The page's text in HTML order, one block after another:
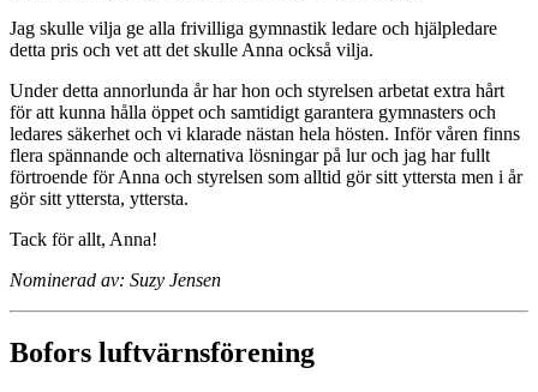
Jag skulle vilja ge alla frivilliga gymnastik ledare och hjälpledare
detta pris och vet att det skulle Anna också vilja.
Under detta annorlunda år har hon och styrelsen arbetat extra hårt
för att kunna hålla öppet och samtidigt garantera gymnasters och
ledares säkerhet och vi klarade nästan hela hösten. Inför våren finns
flera spännande och alternativa lösningar på lur och jag har fullt
förtroende för Anna och styrelsen som alltid gör sitt yttersta men i år
gör sitt yttersta, yttersta.
Tack för allt, Anna!
Nominerad av: Suzy Jensen
Bofors luftvärnsförening